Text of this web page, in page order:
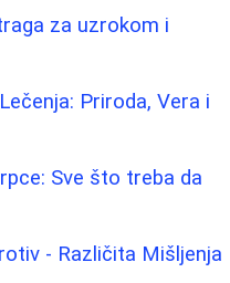
za uzrokom i
Priroda, Vera i
Sve što treba da
- Različita Mišljenja